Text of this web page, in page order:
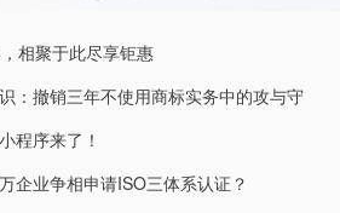
相聚于此尽享钜惠
：撤销三年不使用商标实务中的攻与守
程序来了！
企业争相申请ISO三体系认证？